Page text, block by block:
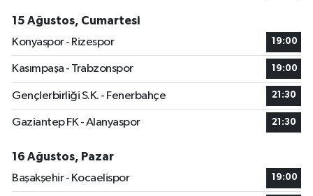
15 Ağustos, Cumartesi
Konyaspor - Rizespor
19:00
Kasımpaşa - Trabzonspor 19:00
Gençlerbirliği S.K. - Fenerbahçe 21:30
Gaziantep FK - Alanyaspor 21:30
16 Ağustos, Pazar
Başakşehir - Kocaelispor
19:00